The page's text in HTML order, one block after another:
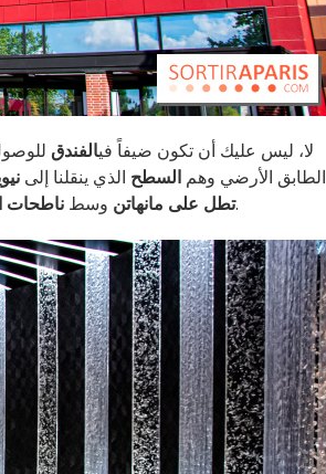
لا، ليس عليك أن تكون ضيفاً فيالفندق
الطابق الأرضي وهم السطح الذي ينقلنا إلى
تطل على مانهاتن وسط ناطحات ... ولكن هناك المزيد.